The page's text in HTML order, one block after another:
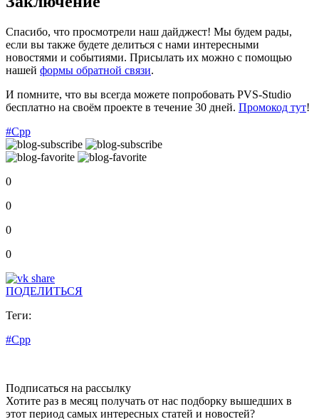
Спасибо, что просмотрели наш дайджест! Мы будем рады,
если вы также будете делиться с нами интересными
новостями и событиями. Присылать их можно с помощью
нашей формы обратной связи.
И помните, что вы всегда можете попробовать PVS-Studio
бесплатно на своём проекте в течение 30 дней. Промокод тут!
#Cpp
0
0
0
0
ПОДЕЛИТЬСЯ
Теги:
#Cpp
Подписаться на рассылку
Хотите раз в месяц получать от нас подборку вышедших в
этот период самых интересных статей и новостей?